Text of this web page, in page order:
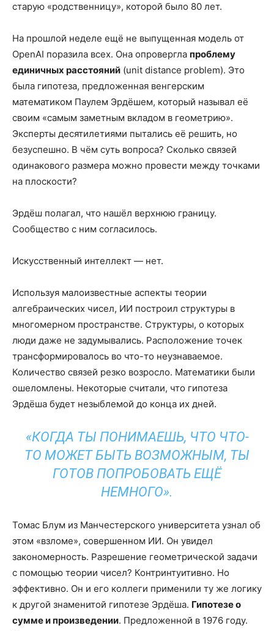
старую «родственницу», которой было 80 лет.
На прошлой неделе ещё не выпущенная модель от
OpenAI поразила всех. Она опровергла проблему
единичных расстояний (unit distance problem). Это
была гипотеза, предложенная венгерским
математиком Паулем Эрдёшем, который называл её
своим «самым заметным вкладом в геометрию».
Эксперты десятилетиями пытались её решить, но
безуспешно. В чём суть вопроса? Сколько связей
одинакового размера можно провести между точками
на плоскости?
Эрдёш полагал, что нашёл верхнюю границу.
Сообщество с ним согласилось.
Искусственный интеллект — нет.
Используя малоизвестные аспекты теории
алгебраических чисел, ИИ построил структуры в
многомерном пространстве. Структуры, о которых
люди даже не задумывались. Расположение точек
трансформировалось во что-то неузнаваемое.
Количество связей резко возросло. Математики были
ошеломлены. Некоторые считали, что гипотеза
Эрдёша будет незыблемой до конца их дней.
«КОГДА ТЫ ПОНИМАЕШЬ, ЧТО ЧТО-
ТО МОЖЕТ БЫТЬ ВОЗМОЖНЫМ, ТЫ
ГОТОВ ПОПРОБОВАТЬ ЕЩЁ
НЕМНОГО».
Томас Блум из Манчестерского университета узнал об
этом «взломе», совершенном ИИ. Он увидел
закономерность. Разрешение геометрической задачи
с помощью теории чисел? Контринтуитивно. Но
эффективно. Он и его коллеги применили ту же логику
к другой знаменитой гипотезе Эрдёша. Гипотезе о
сумме и произведении. Предложенной в 1976 году.